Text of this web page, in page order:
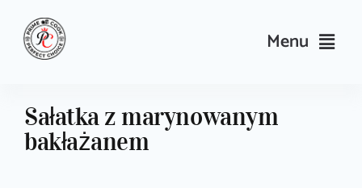
content
Menu
Kulinarne triki i porady
Sałatka z marynowanym
bakłażanem